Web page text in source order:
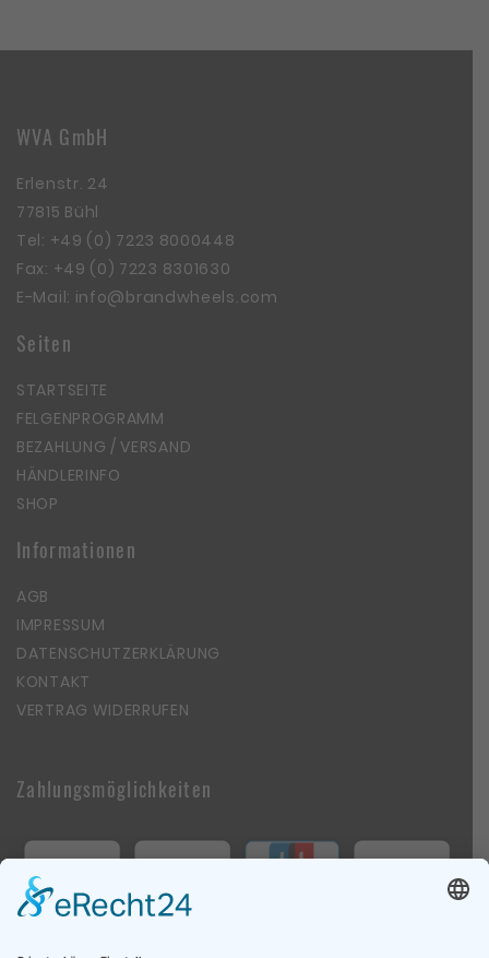
WVA GmbH
Erlenstr. 24
77815 Bühl
Tel: +49 (0) 7223 8000448
Fax: +49 (0) 7223 8301630
E-Mail: info@brandwheels.com
Seiten
STARTSEITE
FELGENPROGRAMM
BEZAHLUNG / VERSAND
HÄNDLERINFO
SHOP
Informationen
AGB
IMPRESSUM
DATENSCHUTZERKLÄRUNG
KONTAKT
VERTRAG WIDERRUFEN
Zahlungsmöglichkeiten